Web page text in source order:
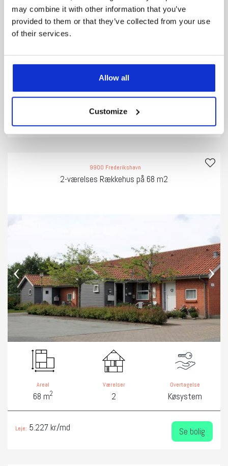
may combine it with other information that you’ve
provided to them or that they’ve collected from your use
of their services.
Allow all
Customize
2
9900 Frederikshavn
2-værelses Rækkehus på 68 m2
‹ ›
Areal
68 m2
Værelser
2
Overtagelse
Køsystem
Leje: 5.227 kr/md Se bolig